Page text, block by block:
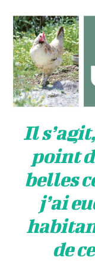
Il
point
belles
j’ai
de